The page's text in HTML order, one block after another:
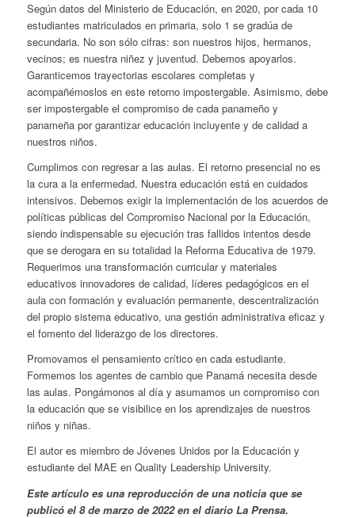
Según datos del Ministerio de Educación, en 2020, por cada 10
estudiantes matriculados en primaria, solo 1 se gradúa de
secundaria. No son sólo cifras: son nuestros hijos, hermanos,
vecinos; es nuestra niñez y juventud. Debemos apoyarlos.
Garanticemos trayectorias escolares completas y
acompañémoslos en este retorno impostergable. Asimismo, debe
ser impostergable el compromiso de cada panameño y
panameña por garantizar educación incluyente y de calidad a
nuestros niños.
Cumplimos con regresar a las aulas. El retorno presencial no es
la cura a la enfermedad. Nuestra educación está en cuidados
intensivos. Debemos exigir la implementación de los acuerdos de
políticas públicas del Compromiso Nacional por la Educación,
siendo indispensable su ejecución tras fallidos intentos desde
que se derogara en su totalidad la Reforma Educativa de 1979.
Requerimos una transformación curricular y materiales
educativos innovadores de calidad, líderes pedagógicos en el
aula con formación y evaluación permanente, descentralización
del propio sistema educativo, una gestión administrativa eficaz y
el fomento del liderazgo de los directores.
Promovamos el pensamiento crítico en cada estudiante.
Formemos los agentes de cambio que Panamá necesita desde
las aulas. Pongámonos al día y asumamos un compromiso con
la educación que se visibilice en los aprendizajes de nuestros
niños y niñas.
El autor es miembro de Jóvenes Unidos por la Educación y
estudiante del MAE en Quality Leadership University.
Este artículo es una reproducción de una noticia que se
publicó el 8 de marzo de 2022 en el diario La Prensa.